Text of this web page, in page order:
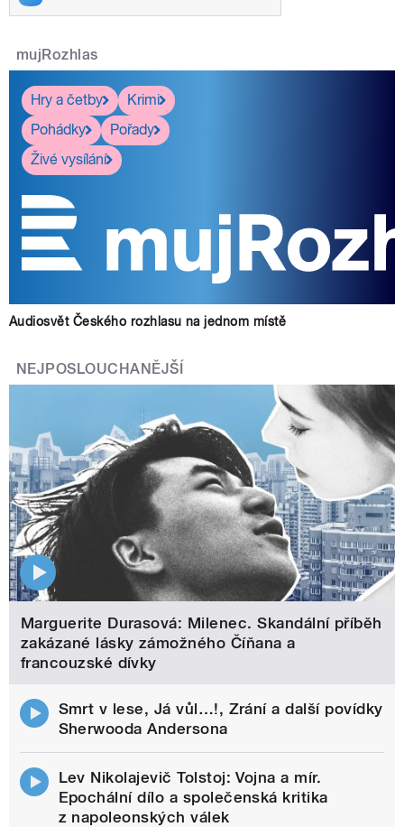
mujRozhlas
Hry a četby
Krimi
Pohádky
Pořady
Živé vysílání
Audiosvět Českého rozhlasu na jednom místě
NEJPOSLOUCHANĚJŠÍ
Marguerite Durasová: Milenec. Skandální příběh
zakázané lásky zámožného Číňana a
francouzské dívky
Smrt v lese, Já vůl…!, Zrání a další povídky
Sherwooda Andersona
Lev Nikolajevič Tolstoj: Vojna a mír.
Epochální dílo a společenská kritika
z napoleonských válek